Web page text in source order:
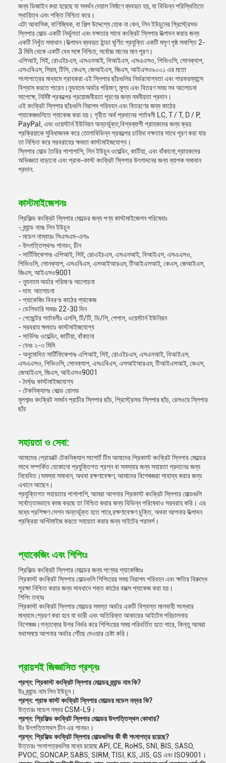
জন্য ডিজাইন করা হয়েছে যা সমর্থন দেয়াল নির্মাণে ব্যবহৃত হয়, যা বিভিন্ন পরিস্থিতিতে
স্থায়িত্ব এবং শক্তি নিশ্চিত করে।
এটা আবাসিক, বাণিজ্যিক, বা শিল্প উদ্দেশ্যে হোক না কেন, লিন ইউচুনের প্রিস্ট্রেসড
স্লিপার মোল্ড একটি নির্ভুলতা এবং দক্ষতার সাথে কংক্রিট স্লিপার উত্পাদন করার জন্য
একটি নিখুঁত সমাধান।উত্পাদন ব্যবহৃত ঠান্ডা ঘূর্ণিত প্রযুক্তি একটি মসৃণ পৃষ্ঠ সমাপ্তি 2-
3 মিমি থেকে একটি বেধ সঙ্গে নিশ্চিত, সর্বোচ্চ মানের মান পূরণ।
এপিআই, সিই, রোএইচএস, এসএনআই, বিআইএস, এসএএসও, পিভিওসি, সোনক্যাপ,
এসএবিএস, সিরম, টিসি, কেএস, জেআইএস, জিএস, আইএসও৯০০১ এর মতো
শংসাপত্রের মাধ্যমে গ্রাহকরা এই স্লিপার ছাঁচগুলির নির্ভরযোগ্যতা এবং পারফরম্যান্সে
বিশ্বাস করতে পারেন।ন্যূনতম অর্ডার পরিমাণ, মূল্য এবং বিতরণ সময় সব আলোচনা
সাপেক্ষে, নির্দিষ্ট প্রকল্পের প্রয়োজনীয়তা পূরণের জন্য নমনীয়তা প্রদান।
এই কংক্রিট স্লিপার ছাঁচগুলি নিরাপদ পরিবহন এবং বিতরণের জন্য কাঠের
প্যাকেজগুলিতে প্যাকেজ করা হয়। গৃহীত অর্থ প্রদানের শর্তাবলী LC, T / T, D / P,
PayPal, এবং ওয়েস্টার্ন ইউনিয়ন অন্তর্ভুক্ত,বিশ্বব্যাপী গ্রাহকদের জন্য ক্রয়
প্রক্রিয়াকে সুবিধাজনক করে তোলাবিভিন্ন প্রকল্পের চাহিদা দক্ষতার সাথে পূরণ করা যায়
তা নিশ্চিত করে সরবরাহের ক্ষমতা কাস্টমাইজযোগ্য।
স্লিপার মোল্ড তৈরির পাশাপাশি, লিন ইউচুন ওয়েল্ডিং, কাটিয়া, এবং বাঁকানো,গ্রাহকদের
অভিজ্ঞতা বাড়ানো এবং প্রাক-কাস্ট কংক্রিট স্লিপার উৎপাদনের জন্য ব্যাপক সমাধান
প্রদান.
কাস্টমাইজেশনঃ
প্রিফিল্ড কংক্রিট স্লিপার মোল্ডের জন্য পণ্য কাস্টমাইজেশন পরিষেবাঃ
- ব্র্যান্ড নামঃ লিন ইউচুন
- মডেল নাম্বারঃ সিএসএম-এল৯
- উৎপত্তিস্থলঃ শানডং, চীন
- সার্টিফিকেশনঃ এপিআই, সিই, রোএইচএস, এসএনআই, বিআইএস, এসএএসও,
পিভিওসি, সোনক্যাপ, এসএবিএস, এসআইআরএম, টিআইএসআই, কেএস, জেআইএস,
জিএস, আইএসও9001
- ন্যূনতম অর্ডার পরিমাণঃ আলোচনা
- দাম: আলোচনা
- প্যাকেজিং বিবরণঃ কাঠের প্যাকেজ
- ডেলিভারি সময়ঃ 22-30 দিন
- পেমেন্টের শর্তাবলীঃ এলসি, টি/টি, ডি/পি, পেপাল, ওয়েস্টার্ন ইউনিয়ন
- সরবরাহ ক্ষমতাঃ কাস্টমাইজযোগ্য
- সার্ভিসঃ ওয়েল্ডিং, কাটিয়া, বাঁকানো
- বেধঃ ২-৩ মিমি
- অনুমোদিত সার্টিফিকেশনঃ এপিআই, সিই, রোএইচএস, এসএনআই, বিআইএস,
এসএএসও, পিভিওসি, সোনক্যাপ, এসএবিএস, এসআইআরএম, টিআইএসআই, কেএস,
জেআইএস, জিএস, আইএসও9001
- দৈর্ঘ্যঃ কাস্টমাইজযোগ্য
- টেকনিক্যালঃ কোল্ড রোলড
মূলশব্দঃ কংক্রিট সমর্থন প্রাচীর স্লিপার ছাঁচ, প্রিস্ট্রেসড স্লিপার ছাঁচ, রেলওয়ে স্লিপার
ছাঁচ
সহায়তা ও সেবা:
আমাদের প্রোডাক্ট টেকনিক্যাল সাপোর্ট টিম আমাদের প্রিকাস্ট কংক্রিট স্লিপার মোল্ডের
সাথে সম্পর্কিত যেকোনো প্রযুক্তিগত প্রশ্ন বা সমস্যার জন্য সহায়তা প্রদানের জন্য
নিবেদিত।সমস্যা সমাধান, অথবা রক্ষণাবেক্ষণ, আমাদের বিশেষজ্ঞরা সাহায্য করার জন্য
এখানে আছেন।
প্রযুক্তিগত সহায়তার পাশাপাশি, আমরা আপনার প্রিকাস্ট কংক্রিট স্লিপার মোল্ডগুলি
সর্বোত্তমভাবে কাজ করছে তা নিশ্চিত করার জন্য বিভিন্ন পরিষেবাও সরবরাহ করি। এর
মধ্যে প্রশিক্ষণ সেশন অন্তর্ভুক্ত হতে পারে,রক্ষণাবেক্ষণ চুক্তি, অথবা আপনার উত্পাদন
প্রক্রিয়া অপ্টিমাইজ করতে সহায়তা করার জন্য সাইটের পরামর্শ।
প্যাকেজিং এবং শিপিংঃ
প্রিফিল্ড কংক্রিট স্লিপার মোল্ডের জন্য পণ্যের প্যাকেজিংঃ
প্রিকাস্ট কংক্রিট স্লিপার মোল্ডগুলি শিপিংয়ের সময় নিরাপদ পরিবহন এবং ক্ষতির বিরুদ্ধে
সুরক্ষা নিশ্চিত করার জন্য সাবধানে শক্ত কাঠের বাক্সে প্যাকেজ করা হয়।
শিপিং তথ্যঃ
প্রিকাস্ট কংক্রিট স্লিপার মোল্ডের সমস্ত অর্ডার একটি বিশ্বস্ত মালবাহী সংস্থার
মাধ্যমে প্রেরণ করা হবে যা ভারী এবং অতিরিক্ত আকারের আইটেম পরিচালনায়
বিশেষজ্ঞ।গন্তব্যের উপর নির্ভর করে শিপিংয়ের সময় পরিবর্তিত হতে পারে, কিন্তু আমরা
যথাসময়ে আপনার অর্ডার পৌঁছে দেওয়ার চেষ্টা করি।
প্রায়শই জিজ্ঞাসিত প্রশ্নঃ
প্রশ্ন: প্রিকাস্ট কংক্রিট স্লিপার মোল্ডের ব্র্যান্ড নাম কি?
উঃ ব্র্যান্ড নাম লিন ইউচুন।
প্রশ্ন: প্রাক কাস্ট কংক্রিট স্লিপার মোল্ডের মডেল নম্বর কি?
উত্তরঃ মডেল নম্বর CSM-L9।
প্রশ্ন: প্রিফিল্ড কংক্রিট স্লিপার মোল্ডের উৎপত্তিস্থল কোথায়?
উঃ উৎপত্তিস্থল চীন এর শানডং।
প্রশ্ন: প্রিফিল্ড কংক্রিট স্লিপার মোল্ডগুলির কী কী শংসাপত্র রয়েছে?
উত্তরঃ শংসাপত্রগুলির মধ্যে রয়েছে API, CE, RoHS, SNI, BIS, SASO,
PVOC, SONCAP, SABS, SIRM, TISI, KS, JIS, GS এবং ISO9001।